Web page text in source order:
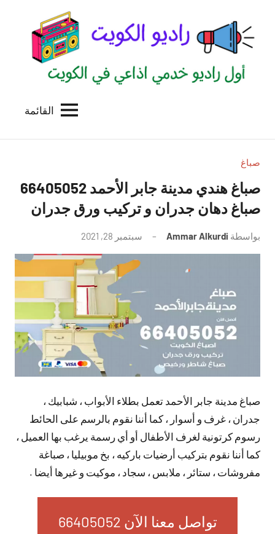
المحتوى
الكويت
للاعلانات
بالكويت
القائمة
صباغ
صباغ هندي مدينة جابر الأحمد 66405052
صباغ دهان جدران و تركيب ورق جدران
بواسطة Ammar Alkurdi سبتمبر 28, 2021
توجد
تعليقات
صباغ مدينة جابر الأحمد تعمل بطلاء الأبواب ، شبابيك ،
جدران ، غرف و أسوار ، كما أننا نقوم بالرسم على الحائط
رسوم كرتونية لغرف الأطفال أو أي رسمة يرغب بها العميل ،
كما أننا نقوم بتركيب أرضيات باركيه ، بخ موبيليا ، صباغة
مفروشات ، ستائر ، ملابس ، سجاد ، موكيت و غيرها أيضا .
تواصل معنا الآن 66405052